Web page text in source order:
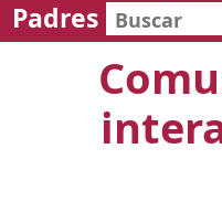
Padres